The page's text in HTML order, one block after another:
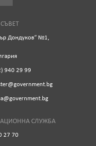
Дондуков“ №1,
940 29 99
СЛУЖБА
27 70